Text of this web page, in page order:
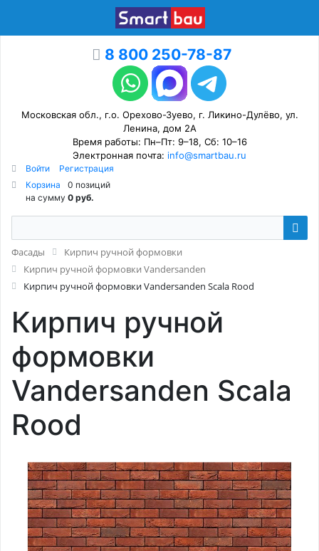
8 800 250-78-87
Московская обл., г.о. Орехово-Зуево, г. Ликино-Дулёво, ул.
Ленина, дом 2А
Время работы: Пн–Пт: 9–18, Сб: 10–16
Электронная почта: info@smartbau.ru
Войти
Регистрация
Корзина
0 позиций
на сумму 0 руб.
Фасады
Кирпич ручной формовки
Кирпич ручной формовки Vandersanden
Кирпич ручной формовки Vandersanden Scala Rood
Кирпич ручной
формовки
Vandersanden Scala
Rood